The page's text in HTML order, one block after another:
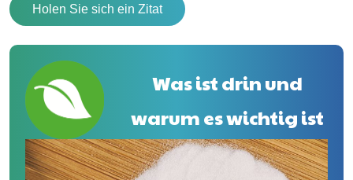
Holen Sie sich ein Zitat
Was ist drin und
warum es wichtig ist